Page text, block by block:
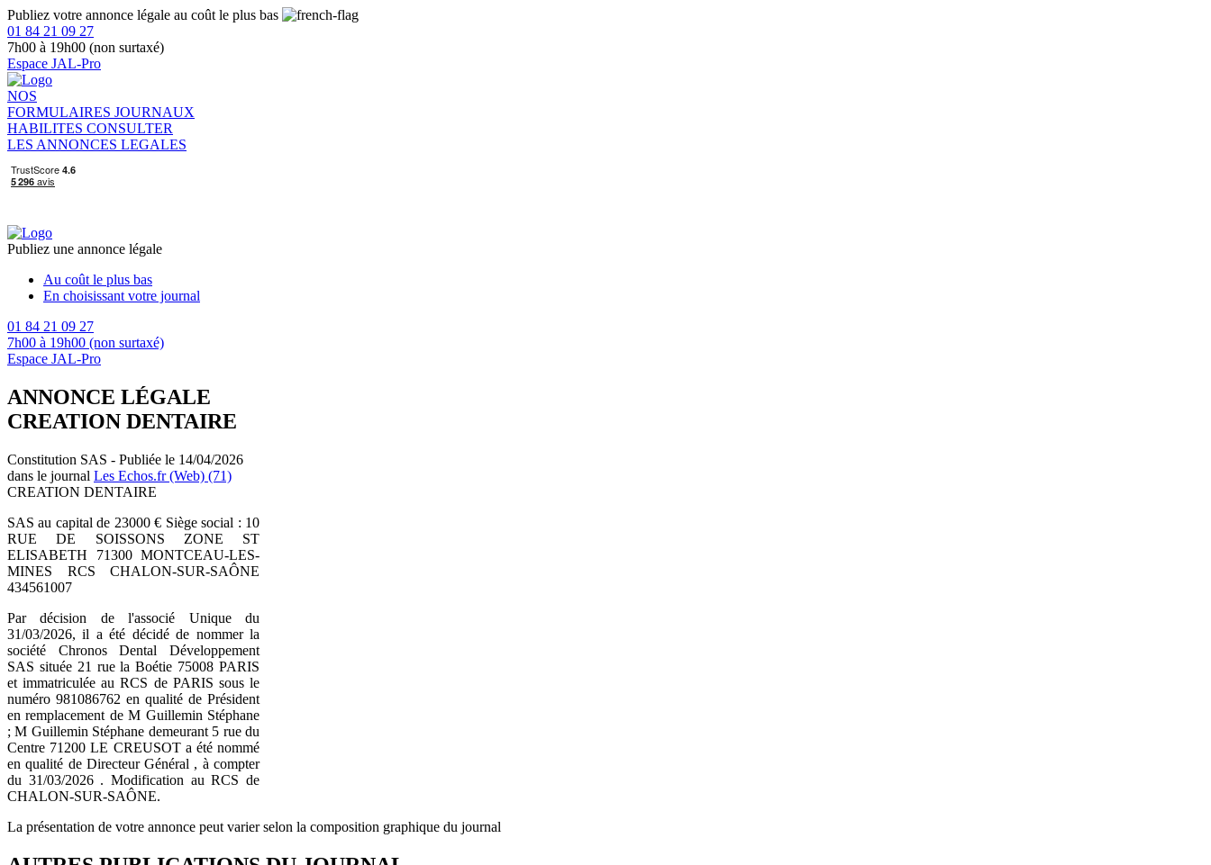
Publiez votre annonce légale au coût le plus bas
01 84 21 09 27
7h00 à 19h00 (non surtaxé)
Espace JAL-Pro
NOS
FORMULAIRES JOURNAUX
HABILITES CONSULTER
LES ANNONCES LEGALES
Publiez une annonce légale
Au coût le plus bas
En choisissant votre journal
01 84 21 09 27
7h00 à 19h00 (non surtaxé)
Espace JAL-Pro
ANNONCE LÉGALE
CREATION DENTAIRE
Constitution SAS - Publiée le 14/04/2026
dans le journal Les Echos.fr (Web) (71)
CREATION DENTAIRE
SAS au capital de 23000 € Siège social : 10
RUE DE SOISSONS ZONE ST
ELISABETH 71300 MONTCEAU-LES-
MINES RCS CHALON-SUR-SAÔNE
434561007
Par décision de l'associé Unique du
31/03/2026, il a été décidé de nommer la
société Chronos Dental Développement
SAS située 21 rue la Boétie 75008 PARIS
et immatriculée au RCS de PARIS sous le
numéro 981086762 en qualité de Président
en remplacement de M Guillemin Stéphane
; M Guillemin Stéphane demeurant 5 rue du
Centre 71200 LE CREUSOT a été nommé
en qualité de Directeur Général , à compter
du 31/03/2026 . Modification au RCS de
CHALON-SUR-SAÔNE.
La présentation de votre annonce peut varier selon la composition graphique du journal